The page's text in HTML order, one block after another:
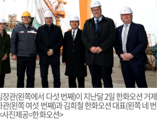
관(왼쪽에서 다섯 번째)이 지난달 2일 한화오션 거제
(왼쪽 여섯 번째)과 김희철 한화오션 대표(왼쪽 네 번
진제공=한화오션>